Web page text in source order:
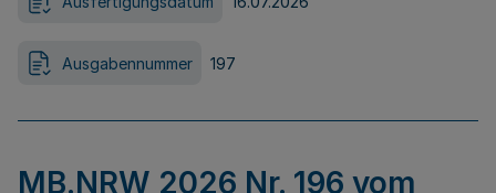
Ausgabennummer 197
MB.NRW 2026 Nr. 196 vom